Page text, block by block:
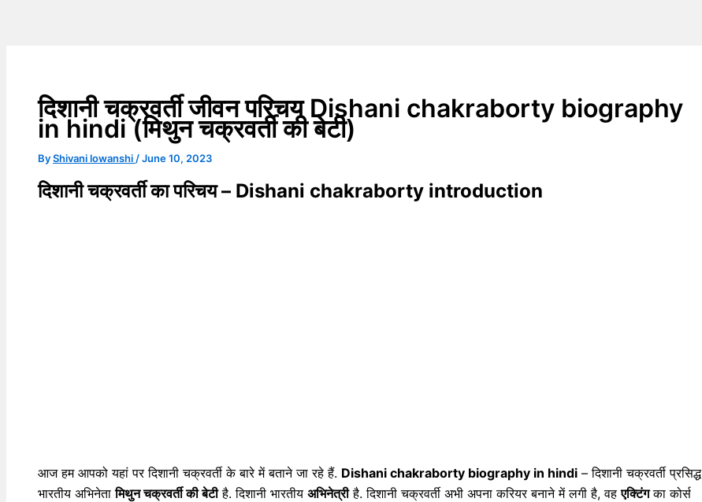
दिशानी चक्रवर्ती जीवन परिचय Dishani chakraborty biography
in hindi (मिथुन चक्रवर्ती की बेटी)
ByShivani lowanshi /June 10, 2023
दिशानी चक्रवर्ती का परिचय – Dishani chakraborty introduction
आज हम आपको यहां पर दिशानी चक्रवर्ती के बारे में बताने जा रहे हैं. Dishani chakraborty biography in hindi – दिशानी चक्रवर्ती प्रसिद्ध
भारतीय अभिनेतामिथुन चक्रवर्ती की बेटीहै. दिशानी भारतीय अभिनेत्रीहै. दिशानी चक्रवर्ती अभी अपना करियर बनाने में लगी है, वहएक्टिंगका कोर्स